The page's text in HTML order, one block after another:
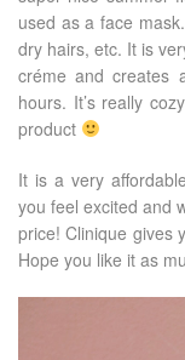
used as a face
dry hairs, etc. It is
créme and creates
hours. It’s really
product
It is a very
you feel excited and
price! Clinique gives
Hope you like it as